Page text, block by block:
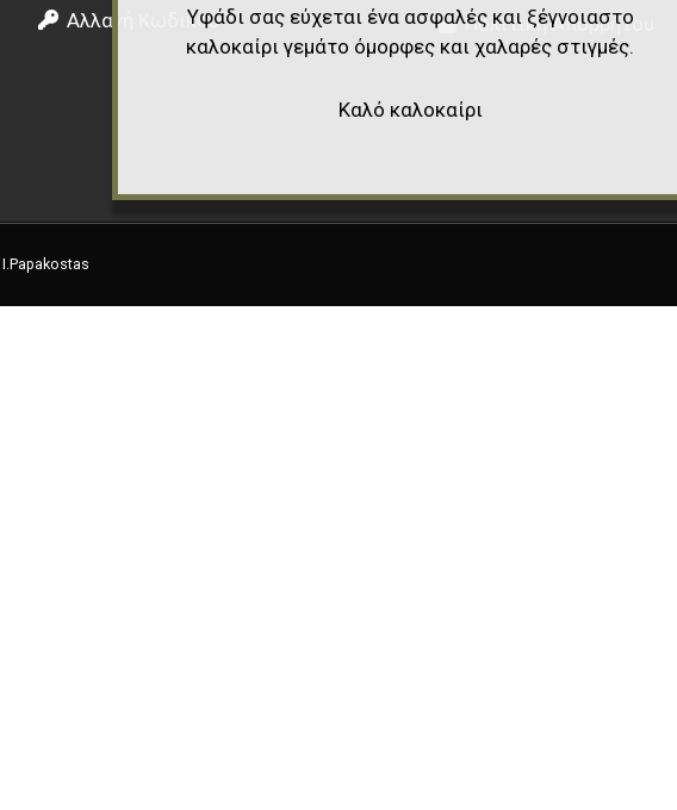
Αλλαγή Κωδικού Πολιτική Απορρήτου
I.Papakostas
Υφάδι σας εύχεται ένα ασφαλές και ξέγνοιαστο
καλοκαίρι γεμάτο όμορφες και χαλαρές στιγμές.
Καλό καλοκαίρι